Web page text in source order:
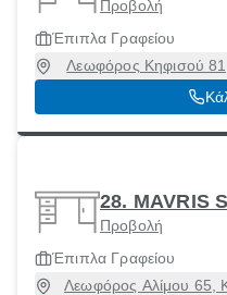
Προβολή
Έπιπλα Γραφείου
Λεωφόρος Κηφισού 81,
28. MAVRIS
Προβολή
Έπιπλα Γραφείου
Λεωφόρος Αλίμου 65,